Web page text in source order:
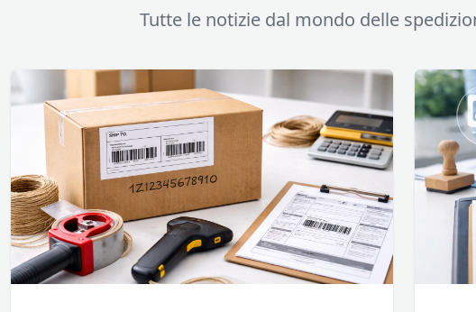
Tutte le notizie dal mondo delle